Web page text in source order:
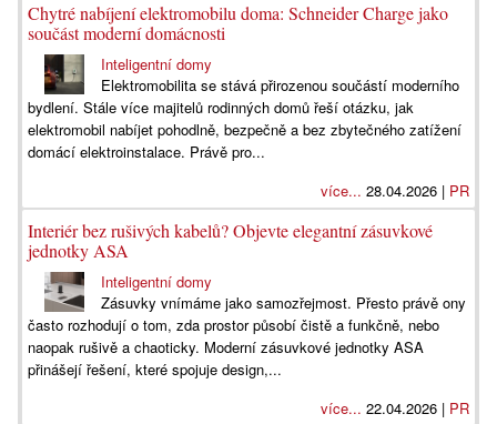
Chytré nabíjení elektromobilu doma: Schneider Charge jako
součást moderní domácnosti
Inteligentní domy
Elektromobilita se stává přirozenou součástí moderního
bydlení. Stále více majitelů rodinných domů řeší otázku, jak
elektromobil nabíjet pohodlně, bezpečně a bez zbytečného zatížení
domácí elektroinstalace. Právě pro...
více... 28.04.2026 | PR
Interiér bez rušivých kabelů? Objevte elegantní zásuvkové
jednotky ASA
Inteligentní domy
Zásuvky vnímáme jako samozřejmost. Přesto právě ony
často rozhodují o tom, zda prostor působí čistě a funkčně, nebo
naopak rušivě a chaoticky. Moderní zásuvkové jednotky ASA
přinášejí řešení, které spojuje design,...
více... 22.04.2026 | PR